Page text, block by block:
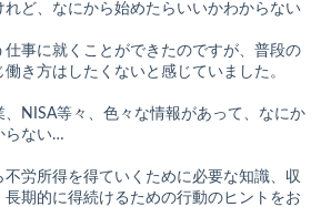
れど、なにから始めたらいいかわからない
事に就くことができたのですが、普段の
き方はしたくないと感じていました。
NISA等々、色々な情報があって、なにか
らない…
労所得を得ていくために必要な知識、収
長期的に得続けるための行動のヒントをお